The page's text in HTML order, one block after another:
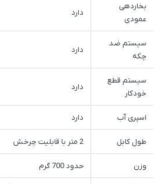
بخاردهی
عمودی
دارد
سیستم ضد
چکه
دارد
سیستم قطع
خودکار
دارد
اسپری آب دارد
طول کابل 2 متر با قابلیت چرخش
وزن حدود 700 گرم